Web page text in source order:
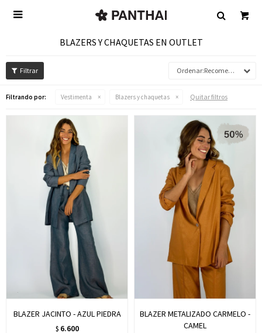

BLAZERS Y CHAQUETAS EN OUTLET
Recomendados
Filtrando por: Vestimenta Blazers y chaquetas Quitar filtros
BLAZER JACINTO - AZUL PIEDRA
$ 6.600
BLAZER METALIZADO CARMELO -
CAMEL